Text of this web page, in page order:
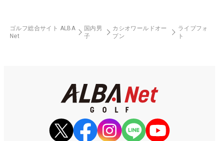
ゴルフ総合サイト ALBA
Net
国内男
子
カシオワールドオー
プン
ライブフォ
ト